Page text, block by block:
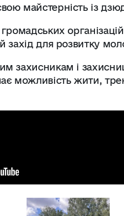
майстерність із
захід для розвитку
захисникам і
можливість жити,